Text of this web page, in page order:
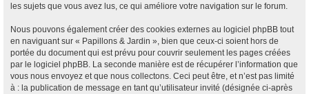
les sujets que vous avez lus, ce qui améliore votre navigation sur le forum.
Nous pouvons également créer des cookies externes au logiciel phpBB tout
en naviguant sur « Papillons & Jardin », bien que ceux-ci soient hors de
portée du document qui est prévu pour couvrir seulement les pages créées
par le logiciel phpBB. La seconde manière est de récupérer l’information que
vous nous envoyez et que nous collectons. Ceci peut être, et n’est pas limité
à : la publication de message en tant qu’utilisateur invité (désignée ci-après